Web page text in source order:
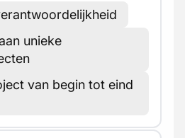
unieke
van begin tot eind